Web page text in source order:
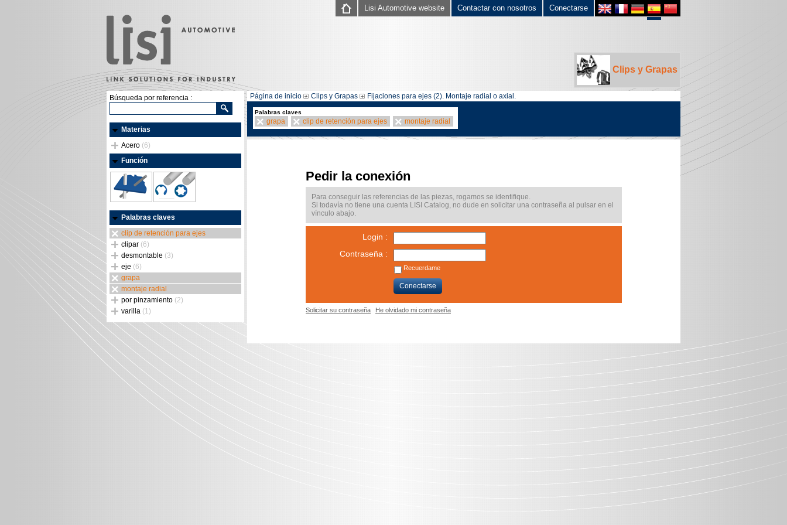
Conectarse
Contactar con nosotros
Lisi Automotive website
Clips y Grapas
Búsqueda por referencia :
Materias
Acero (6)
Función
Palabras claves
clip de retención para ejes
clipar (6)
desmontable (3)
eje (6)
grapa
montaje radial
por pinzamiento (2)
varilla (1)
Página de inicio Clips y Grapas Fijaciones para ejes (2). Montaje radial o axial.
Palabras claves
grapa clip de retención para ejes montaje radial
Pedir la conexión
Para conseguir las referencias de las piezas, rogamos se identifique.
Si todavía no tiene una cuenta LISI Catalog, no dude en solicitar una contraseña al pulsar en el
vínculo abajo.
Login :
Contraseña :
Recuerdame
Conectarse
Solicitar su contraseña He olvidado mi contraseña